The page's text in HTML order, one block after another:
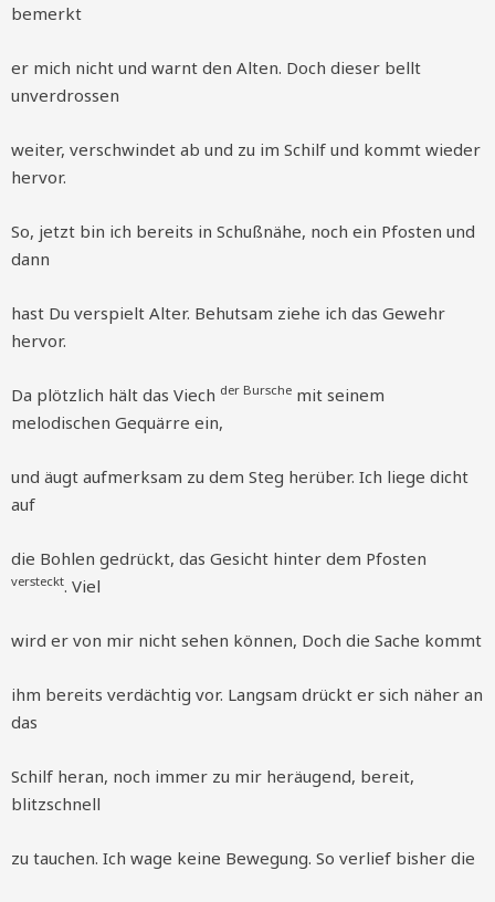
bemerkt
er mich nicht und warnt den Alten. Doch dieser bellt
unverdrossen
weiter, verschwindet ab und zu im Schilf und kommt wieder
hervor.
So, jetzt bin ich bereits in Schußnähe, noch ein Pfosten und
dann
hast Du verspielt Alter. Behutsam ziehe ich das Gewehr
hervor.
Da plötzlich hält das Viech der Bursche mit seinem
melodischen Gequärre ein,
und äugt aufmerksam zu dem Steg herüber. Ich liege dicht
auf
die Bohlen gedrückt, das Gesicht hinter dem Pfosten
versteckt. Viel
wird er von mir nicht sehen können, Doch die Sache kommt
ihm bereits verdächtig vor. Langsam drückt er sich näher an
das
Schilf heran, noch immer zu mir heräugend, bereit,
blitzschnell
zu tauchen. Ich wage keine Bewegung. So verlief bisher die